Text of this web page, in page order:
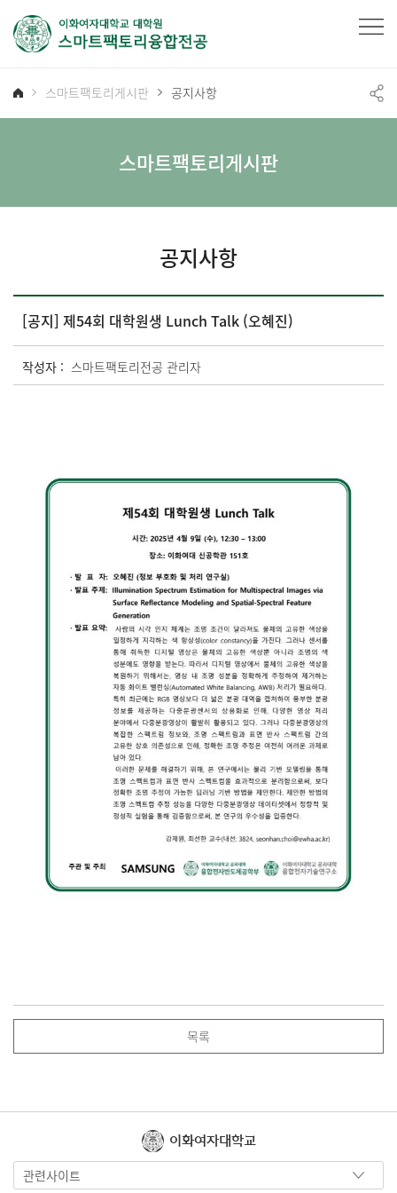
스마트팩토리게시판 공지사항
스마트팩토리게시판
공지사항
[공지] 제54회 대학원생 Lunch Talk (오혜진)
작성자 : 스마트팩토리전공 관리자
목록
이화여자대학교
관련사이트